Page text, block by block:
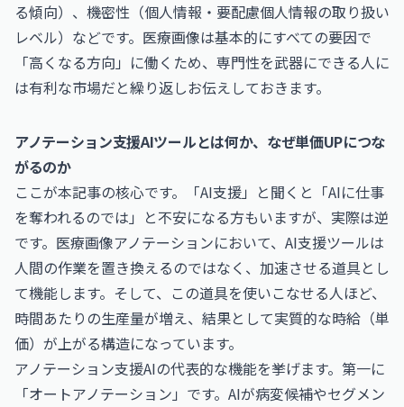
る傾向）、機密性（個人情報・要配慮個人情報の取り扱い
レベル）などです。医療画像は基本的にすべての要因で
「高くなる方向」に働くため、専門性を武器にできる人に
は有利な市場だと繰り返しお伝えしておきます。
アノテーション支援AIツールとは何か、なぜ単価UPにつな
がるのか
ここが本記事の核心です。「AI支援」と聞くと「AIに仕事
を奪われるのでは」と不安になる方もいますが、実際は逆
です。医療画像アノテーションにおいて、AI支援ツールは
人間の作業を置き換えるのではなく、加速させる道具とし
て機能します。そして、この道具を使いこなせる人ほど、
時間あたりの生産量が増え、結果として実質的な時給（単
価）が上がる構造になっています。
アノテーション支援AIの代表的な機能を挙げます。第一に
「オートアノテーション」です。AIが病変候補やセグメン